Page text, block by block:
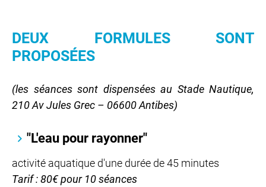
DEUX FORMULES SONT
PROPOSÉES
(les séances sont dispensées au Stade Nautique,
210 Av Jules Grec – 06600 Antibes)
"L'eau pour rayonner"
activité aquatique d'une durée de 45 minutes
Tarif : 80€ pour 10 séances